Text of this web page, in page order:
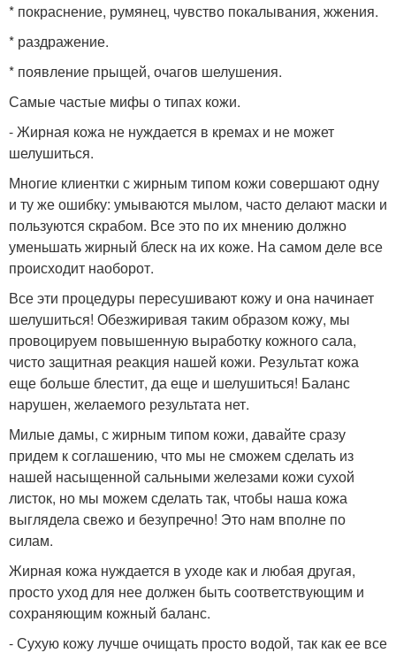
* покраснение, румянец, чувство покалывания, жжения.
* раздражение.
* появление прыщей, очагов шелушения.
Самые частые мифы о типах кожи.
- Жирная кожа не нуждается в кремах и не может
шелушиться.
Многие клиентки с жирным типом кожи совершают одну
и ту же ошибку: умываются мылом, часто делают маски и
пользуются скрабом. Все это по их мнению должно
уменьшать жирный блеск на их коже. На самом деле все
происходит наоборот.
Все эти процедуры пересушивают кожу и она начинает
шелушиться! Обезжиривая таким образом кожу, мы
провоцируем повышенную выработку кожного сала,
чисто защитная реакция нашей кожи. Результат кожа
еще больше блестит, да еще и шелушиться! Баланс
нарушен, желаемого результата нет.
Милые дамы, с жирным типом кожи, давайте сразу
придем к соглашению, что мы не сможем сделать из
нашей насыщенной сальными железами кожи сухой
листок, но мы можем сделать так, чтобы наша кожа
выглядела свежо и безупречно! Это нам вполне по
силам.
Жирная кожа нуждается в уходе как и любая другая,
просто уход для нее должен быть соответствующим и
сохраняющим кожный баланс.
- Сухую кожу лучше очищать просто водой, так как ее все